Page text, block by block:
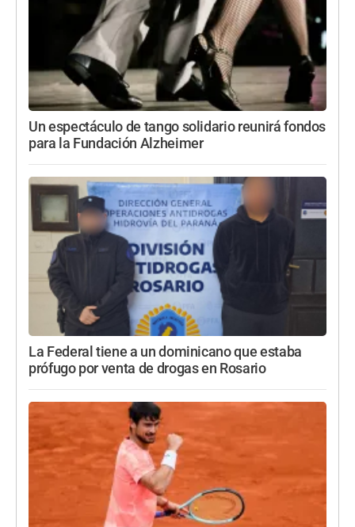
Un espectáculo de tango solidario reunirá fondos
para la Fundación Alzheimer
La Federal tiene a un dominicano que estaba
prófugo por venta de drogas en Rosario